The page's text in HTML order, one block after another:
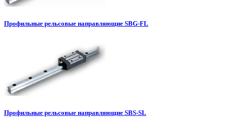
Профильные рельсовые направляющие SBG-FL
Профильные рельсовые направляющие SBS-SL